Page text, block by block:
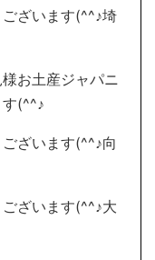
ざいます(^^♪埼
お土産ジャパニ
(^^♪
ざいます(^^♪向
ざいます(^^♪大